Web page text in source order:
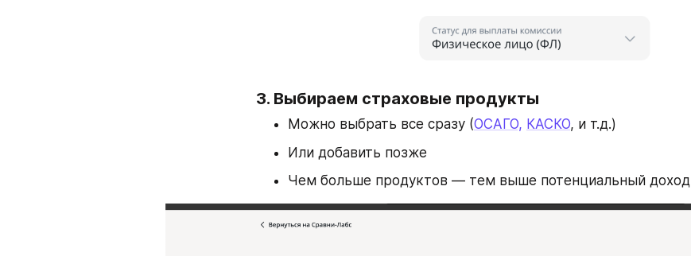
3. Выбираем страховые продукты
Можно выбрать все сразу (ОСАГО, КАСКО, и т.д.)
Или добавить позже
Чем больше продуктов — тем выше потенциальный доход